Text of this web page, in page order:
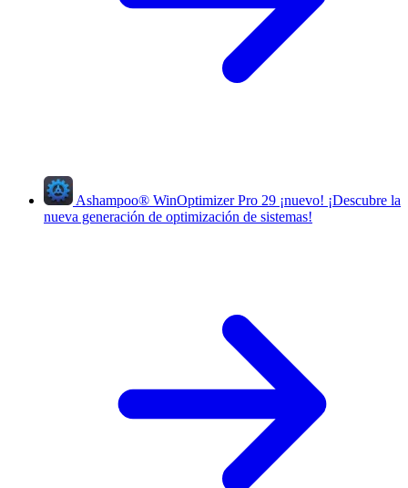
Ashampoo® WinOptimizer Pro 29 ¡nuevo! ¡Descubre la
nueva generación de optimización de sistemas!